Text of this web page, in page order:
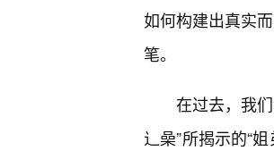
如何构建出真实
笔。
在过去，我
辶喿”所揭示的“